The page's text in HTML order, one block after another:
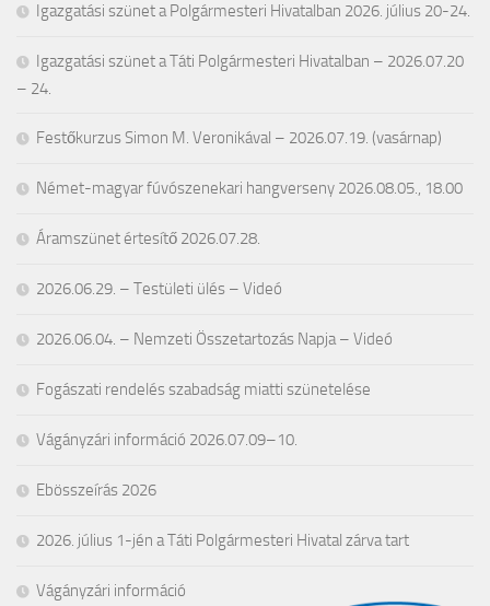
Igazgatási szünet a Polgármesteri Hivatalban 2026. július 20-24.
Igazgatási szünet a Táti Polgármesteri Hivatalban – 2026.07.20
– 24.
Festőkurzus Simon M. Veronikával – 2026.07.19. (vasárnap)
Német-magyar fúvószenekari hangverseny 2026.08.05., 18.00
Áramszünet értesítő 2026.07.28.
2026.06.29. – Testületi ülés – Videó
2026.06.04. – Nemzeti Összetartozás Napja – Videó
Fogászati rendelés szabadság miatti szünetelése
Vágányzári információ 2026.07.09–10.
Ebösszeírás 2026
2026. július 1-jén a Táti Polgármesteri Hivatal zárva tart
Vágányzári információ